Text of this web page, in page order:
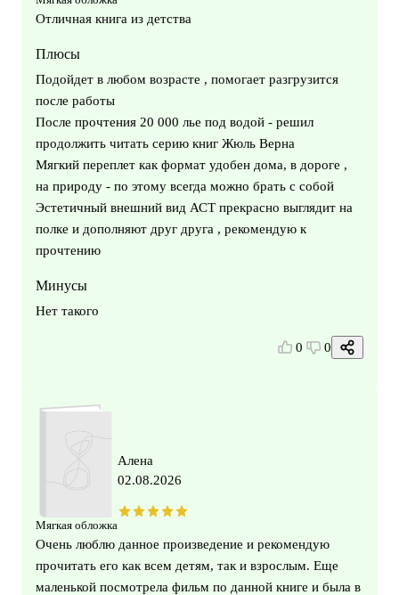
Отличная книга из детства
Плюсы
Подойдет в любом возрасте , помогает разгрузится
после работы
После прочтения 20 000 лье под водой - решил
продолжить читать серию книг Жюль Верна
Мягкий переплет как формат удобен дома, в дороге ,
на природу - по этому всегда можно брать с собой
Эстетичный внешний вид АСТ прекрасно выглядит на
полке и дополняют друг друга , рекомендую к
прочтению
Минусы
Нет такого
0 0
Мягкая обложка
Алена
02.08.2026
Очень люблю данное произведение и рекомендую
прочитать его как всем детям, так и взрослым. Еще
маленькой посмотрела фильм по данной книге и была в